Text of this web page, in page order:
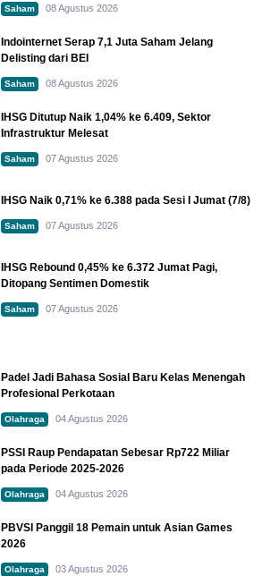
Saham 08 Agustus 2026
Indointernet Serap 7,1 Juta Saham Jelang
Delisting dari BEI
Saham 08 Agustus 2026
IHSG Ditutup Naik 1,04% ke 6.409, Sektor
Infrastruktur Melesat
Saham 07 Agustus 2026
IHSG Naik 0,71% ke 6.388 pada Sesi I Jumat (7/8)
Saham 07 Agustus 2026
IHSG Rebound 0,45% ke 6.372 Jumat Pagi,
Ditopang Sentimen Domestik
Saham 07 Agustus 2026
Padel Jadi Bahasa Sosial Baru Kelas Menengah
Profesional Perkotaan
Olahraga 04 Agustus 2026
PSSI Raup Pendapatan Sebesar Rp722 Miliar
pada Periode 2025-2026
Olahraga 04 Agustus 2026
PBVSI Panggil 18 Pemain untuk Asian Games
2026
Olahraga 03 Agustus 2026